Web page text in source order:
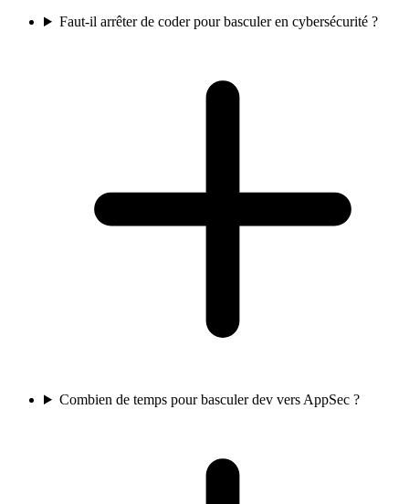
Faut-il arrêter de coder pour basculer en cybersécurité ?
Combien de temps pour basculer dev vers AppSec ?